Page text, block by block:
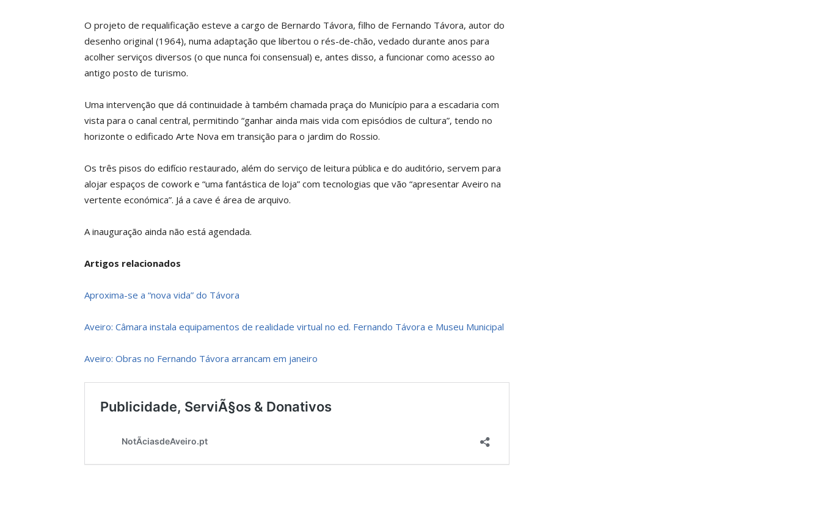
O projeto de requalificação esteve a cargo de Bernardo Távora, filho de Fernando Távora, autor do
desenho original (1964), numa adaptação que libertou o rés-de-chão, vedado durante anos para
acolher serviços diversos (o que nunca foi consensual) e, antes disso, a funcionar como acesso ao
antigo posto de turismo.
Uma intervenção que dá continuidade à também chamada praça do Município para a escadaria com
vista para o canal central, permitindo “ganhar ainda mais vida com episódios de cultura”, tendo no
horizonte o edificado Arte Nova em transição para o jardim do Rossio.
Os três pisos do edifício restaurado, além do serviço de leitura pública e do auditório, servem para
alojar espaços de cowork e “uma fantástica de loja” com tecnologias que vão “apresentar Aveiro na
vertente económica”. Já a cave é área de arquivo.
A inauguração ainda não está agendada.
Artigos relacionados
Aproxima-se a “nova vida” do Távora
Aveiro: Câmara instala equipamentos de realidade virtual no ed. Fernando Távora e Museu Municipal
Aveiro: Obras no Fernando Távora arrancam em janeiro